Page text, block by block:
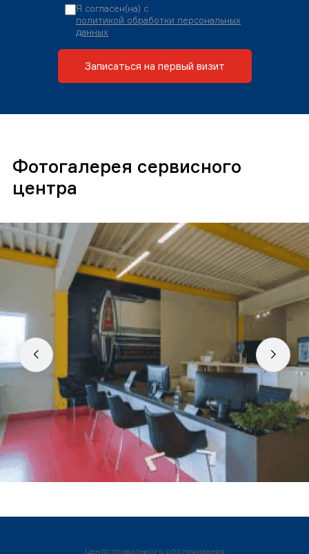
Я согласен(на) с
политикой обработки персональных
данных
Записаться на первый визит
Фотогалерея сервисного
центра
Центр правильного обслуживания